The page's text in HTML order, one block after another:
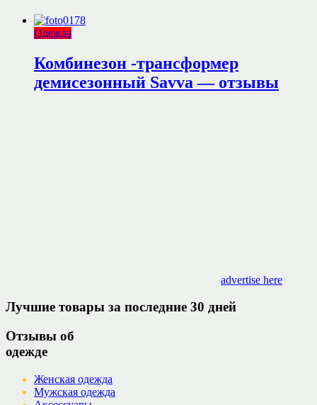
Одежда
Комбинезон -трансформер
демисезонный Savva — отзывы
advertise here
Лучшие товары за последние 30 дней
Отзывы об
одежде
Женская одежда
Мужская одежда